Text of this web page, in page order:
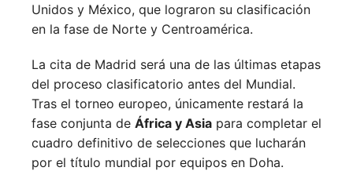
Unidos y México, que lograron su clasificación
en la fase de Norte y Centroamérica.
La cita de Madrid será una de las últimas etapas
del proceso clasificatorio antes del Mundial.
Tras el torneo europeo, únicamente restará la
fase conjunta de África y Asia para completar el
cuadro definitivo de selecciones que lucharán
por el título mundial por equipos en Doha.